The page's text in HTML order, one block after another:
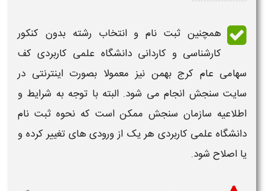
همچنین ثبت نام و انتخاب رشته بدون کنکور
کارشناسی و کاردانی دانشگاه علمی کاربردی کف
سهامی عام کرج بهمن نیز معمولا بصورت اینترنتی در
سایت سنجش انجام می شود. البته با توجه به شرایط و
اطلاعیه سازمان سنجش ممکن است که نحوه ثبت نام
دانشگاه علمی کاربردی هر یک از ورودی های تغییر کرده و
یا اصلاح شود.